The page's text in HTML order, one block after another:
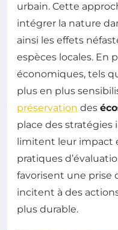
urbain. Cette
intégrer la nature
ainsi les effets
espèces locales. En
économiques, tels
plus en plus
préservation des
place des
limitent leur impact
pratiques
favorisent une prise
incitent à des
plus durable.